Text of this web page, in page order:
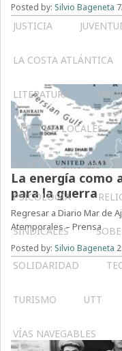
JUSTICIA
LA COSTA ATLÁNTICA
LITERATURA
NOTICIAS LOCALES
POLÍTICA
PSICOLOGÍA
SINDICALES
SOLIDARIDAD
TURISMO UTT
VÍAS NAVEGABLES
Posted by: Silvio Bageneta
La energía como
para la guerra
Regresar a Diario Mar de
Atemporales – Prensa
Posted by: Silvio Bageneta